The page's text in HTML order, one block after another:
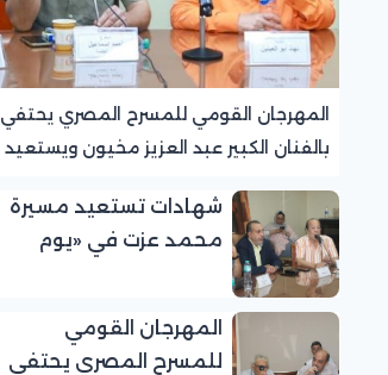
المهرجان القومي للمسرح المصري يحتفي
بالفنان الكبير عبد العزيز مخيون ويستعيد
شهادات تستعيد مسيرة
محمد عزت في «يوم
للمسرح المصري
المهرجان القومي
للمسرح المصري يحتفي